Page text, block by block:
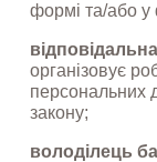
формі та/або у
організовує
персональних
закону;
володілець